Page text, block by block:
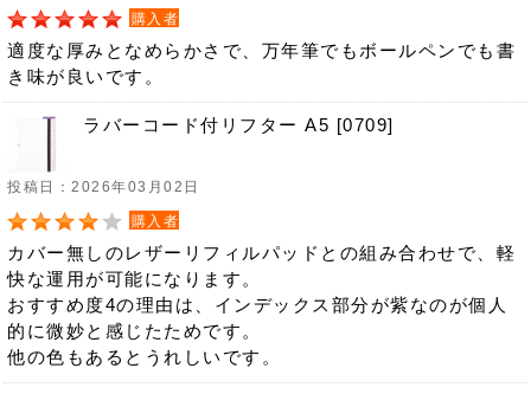
購入者
適度な厚みとなめらかさで、万年筆でもボールペンでも書
き味が良いです。
ラバーコード付リフター A5 [0709]
投稿日：2026年03月02日
購入者
カバー無しのレザーリフィルパッドとの組み合わせで、軽
快な運用が可能になります。
おすすめ度4の理由は、インデックス部分が紫なのが個人
的に微妙と感じたためです。
他の色もあるとうれしいです。